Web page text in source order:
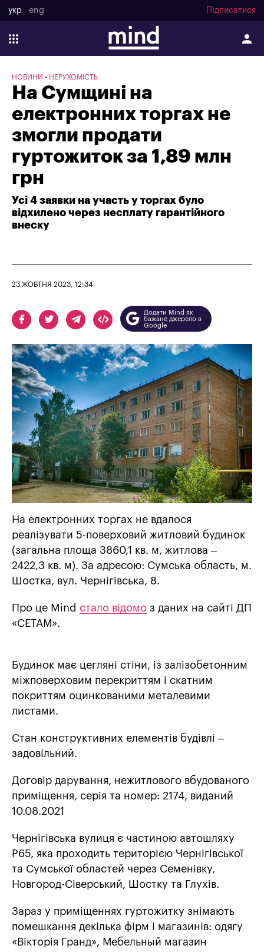
укр eng Підписатися
НОВИНИ НЕРУХОМІСТЬ
На Сумщині на
електронних торгах не
змогли продати
гуртожиток за 1,89 млн
грн
Усі 4 заявки на участь у торгах було
відхилено через несплату гарантійного
внеску
23 ЖОВТНЯ 2023, 12:34
Додати Mind як
бажане джерело в
Google
На електронних торгах не вдалося
реалізувати 5-поверховий житловий будинок
(загальна площа 3860,1 кв. м, житлова –
2422,3 кв. м). За адресою: Сумська область, м.
Шостка, вул. Чернігівська, 8.
Про це Mind стало відомо з даних на сайті ДП
«СЕТАМ».
Будинок має цегляні стіни, із залізобетонним
міжповерховим перекриттям і скатним
покриттям оцинкованими металевими
листами.
Стан конструктивних елементів будівлі –
задовільний.
Договір дарування, нежитлового вбудованого
приміщення, серія та номер: 2174, виданий
10.08.2021
Чернігівська вулиця є частиною автошляху
P65, яка проходить територією Чернігівської
та Сумської областей через Семенівку,
Новгород-Сіверський, Шостку та Глухів.
Зараз у приміщеннях гуртожитку знімають
помешкання декілька фірм і магазинів: одягу
«Вікторія Гранд», Мебельный магазин